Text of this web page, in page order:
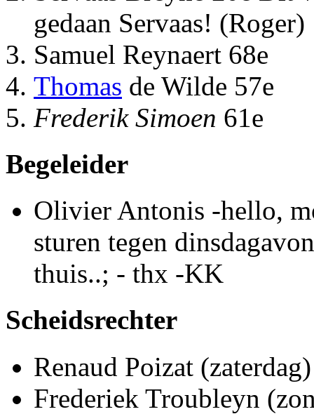
gedaan Servaas! (Roger)
Samuel Reynaert 68e
Thomas de Wilde 57e
Frederik Simoen 61e
Begeleider
Olivier Antonis -hello,
sturen tegen
thuis..; - thx -KK
Scheidsrechter
Renaud Poizat (zaterdag)
Frederiek Troubleyn